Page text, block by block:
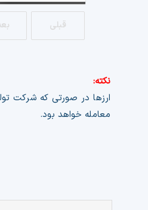
قبلی
نکته:
ارزها در صورتی که شرکت